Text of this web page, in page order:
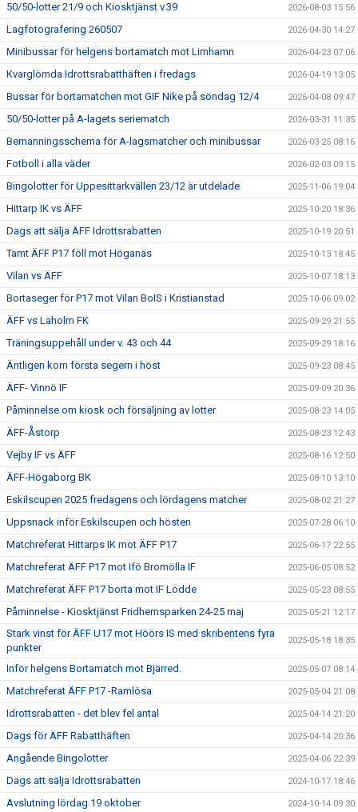
50/50-lotter 21/9 och Kiosktjänst v.39 2026-08-03 15:56
Lagfotografering 260507 2026-04-30 14:27
Minibussar för helgens bortamatch mot Limhamn 2026-04-23 07:06
Kvarglömda Idrottsrabatthäften i fredags 2026-04-19 13:05
Bussar för bortamatchen mot GIF Nike på söndag 12/4 2026-04-08 09:47
50/50-lotter på A-lagets seriematch 2026-03-31 11:35
Bemanningsschema för A-lagsmatcher och minibussar 2026-03-25 08:16
Fotboll i alla väder 2026-02-03 09:15
Bingolotter för Uppesittarkvällen 23/12 är utdelade 2025-11-06 19:04
Hittarp IK vs ÄFF 2025-10-20 18:36
Dags att sälja ÄFF Idrottsrabatten 2025-10-19 20:51
Tamt ÄFF P17 föll mot Höganäs 2025-10-13 18:45
Vilan vs ÄFF 2025-10-07 18:13
Bortaseger för P17 mot Vilan BoIS i Kristianstad 2025-10-06 09:02
ÄFF vs Laholm FK 2025-09-29 21:55
Träningsuppehåll under v. 43 och 44 2025-09-29 18:16
Äntligen kom första segern i höst 2025-09-23 08:45
ÄFF- Vinnö IF 2025-09-09 20:36
Påminnelse om kiosk och försäljning av lotter 2025-08-23 14:05
ÄFF-Åstorp 2025-08-23 12:43
Vejby IF vs ÄFF 2025-08-16 12:50
ÄFF-Högaborg BK 2025-08-10 13:10
Eskilscupen 2025 fredagens och lördagens matcher 2025-08-02 21:27
Uppsnack inför Eskilscupen och hösten 2025-07-28 06:10
Matchreferat Hittarps IK mot ÄFF P17 2025-06-17 22:55
Matchreferat ÄFF P17 mot Ifö Bromölla IF 2025-06-05 08:52
Matchreferat ÄFF P17 borta mot IF Lödde 2025-05-23 08:55
Påminnelse - Kiosktjänst Fridhemsparken 24-25 maj 2025-05-21 12:17
Stark vinst för ÄFF U17 mot Höörs IS med skribentens fyra
punkter
2025-05-18 18:35
Inför helgens Bortamatch mot Bjärred. 2025-05-07 08:14
Matchreferat ÄFF P17 -Ramlösa 2025-05-04 21:08
Idrottsrabatten - det blev fel antal 2025-04-14 21:20
Dags för ÄFF Rabatthäften 2025-04-14 20:36
Angående Bingolotter 2025-04-06 22:39
Dags att sälja Idrottsrabatten 2024-10-17 18:46
Avslutning lördag 19 oktober 2024-10-14 09:30